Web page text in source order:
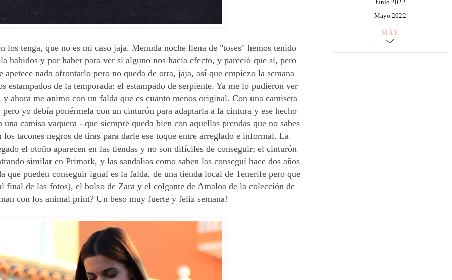
los tenga, que no es mi caso jaja. Menuda noche llena de "toses" hemos tenido
habidos y por haber para ver si alguno nos hacía efecto, y pareció que sí, pero
nada afrontarlo pero no queda de otra, jaja, así que empiezo la semana
de la temporada: el estampado de serpiente. Ya me lo pudieron ver
ahora me animo con un falda que es cuanto menos original. Con una camiseta
yo debía ponérmela con un cinturón para adaptarla a la cintura y ese hecho
camisa vaquera - que siempre queda bien con aquellas prendas que no sabes
tacones negros de tiras para darle ese toque entre arreglado e informal. La
el otoño aparecen en las tiendas y no son difíciles de conseguir; el cinturón
similar en Primark, y las sandalias como saben las conseguí hace dos años
pueden conseguir igual es la falda, de una tienda local de Tenerife pero que
final de las fotos), el bolso de Zara y el colgante de Amaloa de la colección de
con los animal print? Un beso muy fuerte y feliz semana!
Junio 2022
Mayo 2022
MÁS